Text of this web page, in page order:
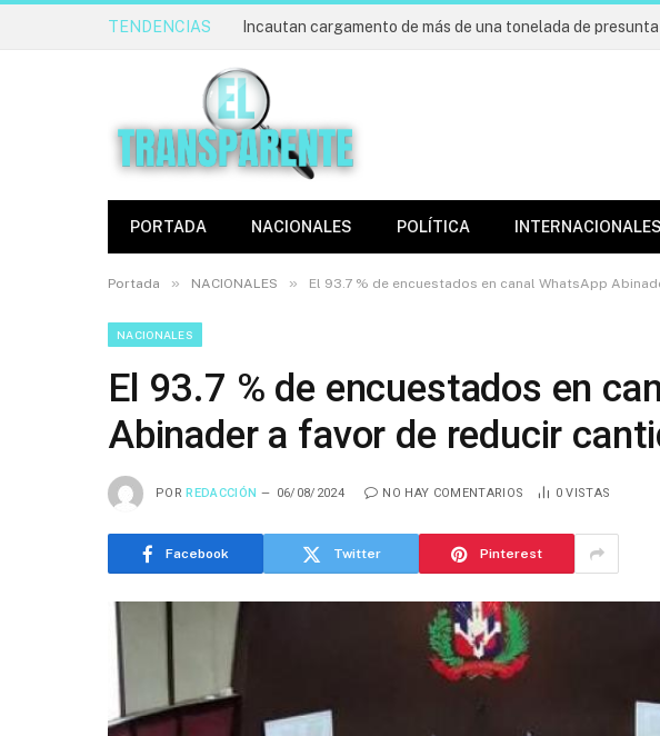
TENDENCIAS
PORTADA NACIONALES POLÍTICA INTERNACIONALES
Portada » NACIONALES » El 93.7 % de encuestados en canal WhatsApp
NACIONALES
El 93.7 % de encuestados en
Abinader a favor de reducir
POR REDACCIÓN 06/08/2024 NO HAY COMENTARIOS 0VISTAS
Facebook Twitter Pinterest